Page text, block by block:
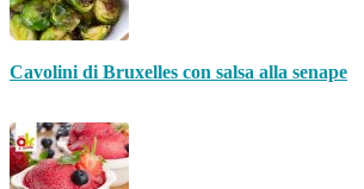
Cavolini di Bruxelles con salsa alla senape